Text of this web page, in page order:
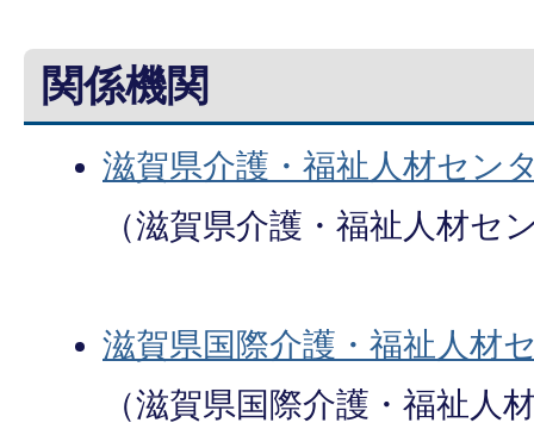
関係機関
滋賀県介護・福祉人材セン
（滋賀県介護・福祉人材セ
滋賀県国際介護・福祉人材
（滋賀県国際介護・福祉人